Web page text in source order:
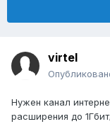
virtel
Нужен канал
расширения до